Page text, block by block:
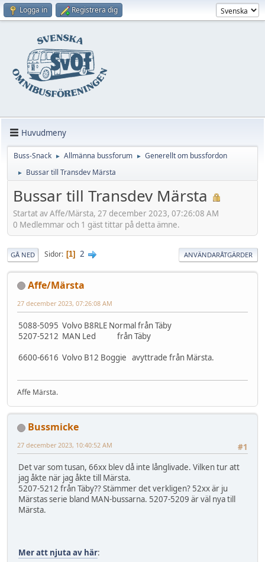
Logga in Registrera dig
Huvudmeny
Buss-Snack ► Allmänna bussforum ► Generellt om bussfordon
► Bussar till Transdev Märsta
Bussar till Transdev Märsta
Startat av Affe/Märsta, 27 december 2023, 07:26:08 AM
0 Medlemmar och 1 gäst tittar på detta ämne.
GÅ NED Sidor 1 2 ANVÄNDARÅTGÄRDER
Affe/Märsta
27 december 2023, 07:26:08 AM
5088-5095 Volvo B8RLE Normal från Täby
5207-5212 MAN Led från Täby
6600-6616 Volvo B12 Boggie avyttrade från Märsta.
Affe Märsta.
Bussmicke
#1
27 december 2023, 10:40:52 AM
Det var som tusan, 66xx blev då inte långlivade. Vilken tur att
jag åkte när jag åkte till Märsta.
5207-5212 från Täby?? Stämmer det verkligen? 52xx är ju
Märstas serie bland MAN-bussarna. 5207-5209 är väl nya till
Märsta.
Mer att njuta av här: